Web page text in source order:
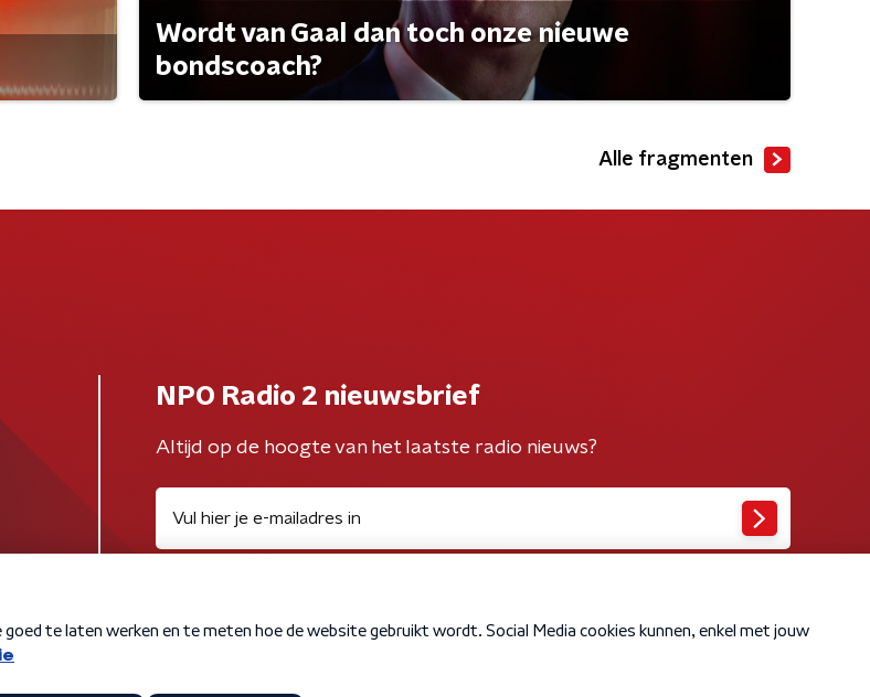
Wordt van Gaal dan toch onze nieuwe
bondscoach?
Alle fragmenten
NPO Radio 2 nieuwsbrief
Altijd op de hoogte van het laatste radio nieuws?